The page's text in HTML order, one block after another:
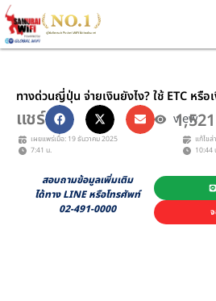
Skip
to
content
ทางด่วนญี่ปุ่น จ่ายเงินยังไง? ใช้ ETC หรื
แชร์ view
1,521
เผยแพร่เมื่อ: 19 ธันวาคม 2025
7:41 น.
แก้ไข
10:44
สอบถามข้อมูลเพิ่มเติม
ได้ทาง LINE หรือโทรศัพท์
02-491-0000